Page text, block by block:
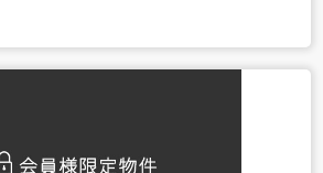
目をいただけない場合、適切な対応がで
す。